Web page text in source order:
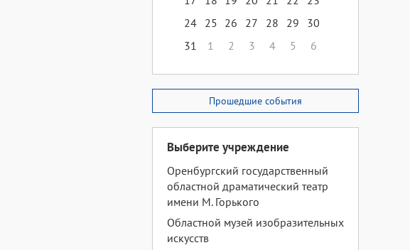
24 25 26 27 28 29
30
31
1 2 3 4 5 6
Прошедшие события
Выберите учреждение
Оренбургский государственный
областной драматический театр
имени М. Горького
Областной музей изобразительных
искусств